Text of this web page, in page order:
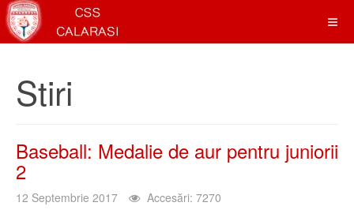
Stiri
Baseball: Medalie de aur pentru juniorii
2
12 Septembrie 2017 Accesări: 7270